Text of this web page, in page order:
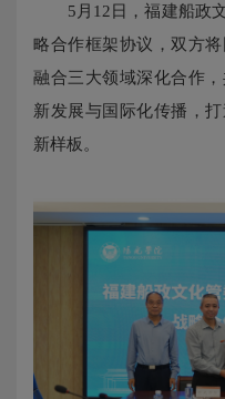
5月12日，福建船政
略合作框架协议，双方
融合三大领域深化合作
新发展与国际化传播，
新样板。